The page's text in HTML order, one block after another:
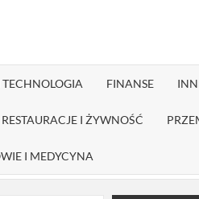
FINANSE
RESTAURACJE I ŻYWNOŚĆ
I MEDYCYNA